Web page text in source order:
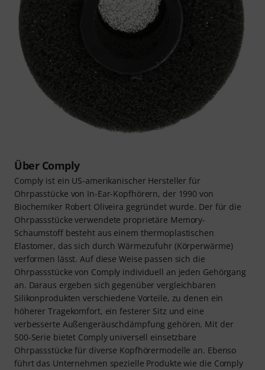
Über Comply
Comply ist ein US-amerikanischer Hersteller für
Ohrpasstücke von In-Ear-Kopfhörern, der 1990 von
Biochemiker Robert Oliveira gegründet wurde. Der für die
Ohrpassstücke verwendete proprietäre Memory-
Schaumstoff besteht aus einem thermoplastischen
Elastomer, das sich durch Wärmezufuhr (Körperwärme)
verformen lässt. Auf diese Weise passen sich die
Ohrpassstücke von Comply individuell an jeden Gehörgang
an. Daraus ergeben sich gegenüber vergleichbaren
Silikonprodukten verschiedene Vorteile, zu denen ein
höherer Tragekomfort, ein festerer Sitz und eine
verbesserte Außengeräuschdämpfung gehören. Mit der
500-Serie bietet Comply universell einsetzbare
Ohrpassstücke für diverse Kopfhörermodelle an. Ebenso
führt das Unternehmen spezielle Produkte wie die Comply